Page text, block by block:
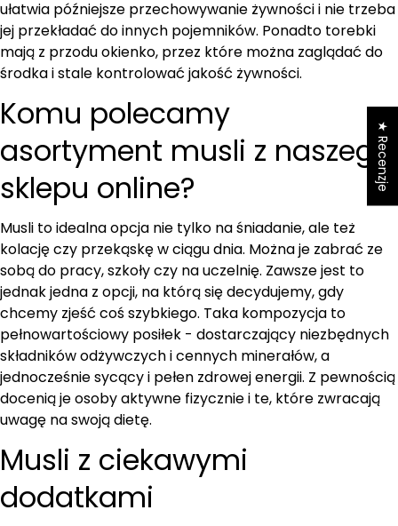
ułatwia późniejsze przechowywanie żywności i nie trzeba
jej przekładać do innych pojemników. Ponadto torebki
mają z przodu okienko, przez które można zaglądać do
środka i stale kontrolować jakość żywności.
Komu polecamy
asortyment musli z naszego
sklepu online?
Musli to idealna opcja nie tylko na śniadanie, ale też
kolację czy przekąskę w ciągu dnia. Można je zabrać ze
sobą do pracy, szkoły czy na uczelnię. Zawsze jest to
jednak jedna z opcji, na którą się decydujemy, gdy
chcemy zjeść coś szybkiego. Taka kompozycja to
pełnowartościowy posiłek - dostarczający niezbędnych
składników odżywczych i cennych minerałów, a
jednocześnie sycący i pełen zdrowej energii. Z pewnością
docenią je osoby aktywne fizycznie i te, które zwracają
uwagę na swoją dietę.
Musli z ciekawymi
dodatkami
★ Recenzje